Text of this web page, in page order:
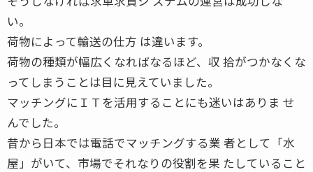
い。
荷物によって輸送の仕方 は違います。
荷物の種類が幅広くなればなるほど、収 拾がつかなくな
ってしまうことは目に見えていました。
マッチングにＩＴを活用することにも迷いはありま せ
んでした。
昔から日本では電話でマッチングする業 者として「水
屋」がいて、市場でそれなりの役割を果 たしていること